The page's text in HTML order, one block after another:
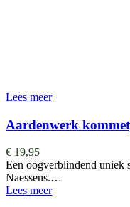
Lees meer
Aardenwerk
€ 19,95
Een oogverblindend uniek
Naessens.…
Lees meer